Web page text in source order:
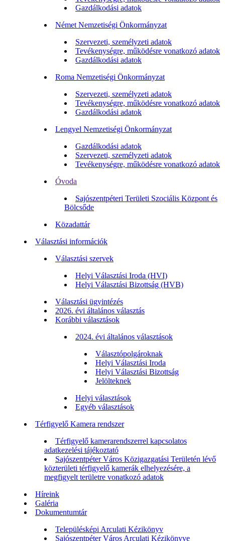
Gazdálkodási adatok
Német Nemzetiségi Önkormányzat
Szervezeti, személyzeti adatok
Tevékenységre, működésre vonatkozó adatok
Gazdálkodási adatok
Roma Nemzetiségi Önkormányzat
Szervezeti, személyzeti adatok
Tevékenységre, működésre vonatkozó adatok
Gazdálkodási adatok
Lengyel Nemzetiségi Önkormányzat
Gazdálkodási adatok
Szervezeti, személyzeti adatok
Tevékenységre, működésre vonatkozó adatok
Óvoda
Sajószentpéteri Területi Szociális Központ és
Bölcsőde
Közadattár
Választási információk
Választási szervek
Helyi Választási Iroda (HVI)
Helyi Választási Bizottság (HVB)
Választási ügyintézés
2026. évi általános választás
Korábbi választások
2024. évi általános választások
Választópolgároknak
Helyi Választási Iroda
Helyi Választási Bizottság
Jelölteknek
Helyi választások
Egyéb választások
Térfigyelő Kamera rendszer
Térfigyelő kamerarendszerrel kapcsolatos
adatkezelési tájékoztató
Sajószentpéter Város Közigazgatási Területén lévő
közterületi térfigyelő kamerák elhelyezésére, a
megfigyelt területre vonatkozó adatok
Híreink
Galéria
Dokumentumtár
Településképi Arculati Kézikönyv
Sajószentpéter Város Arculati Kézikönyve